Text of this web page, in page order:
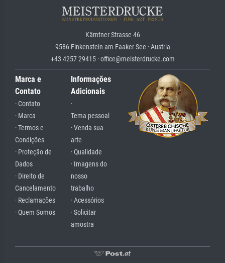
Kärntner Strasse 46
9586 Finkenstein am Faaker See · Austria
+43 4257 29415 · office@meisterdrucke.com
Marca e
Contato
· Contato
· Marca
· Termos e
Condições
· Proteção de
Dados
· Direito de
Cancelamento
· Reclamações
· Quem Somos
Informações
Adicionais
·
Tema pessoal
· Venda sua
arte
· Qualidade
· Imagens do
nosso
trabalho
· Acessórios
· Solicitar
amostra